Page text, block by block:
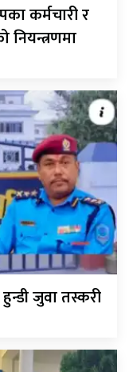
कर्मचारी र
नियन्त्रणमा
जुवा तस्करी